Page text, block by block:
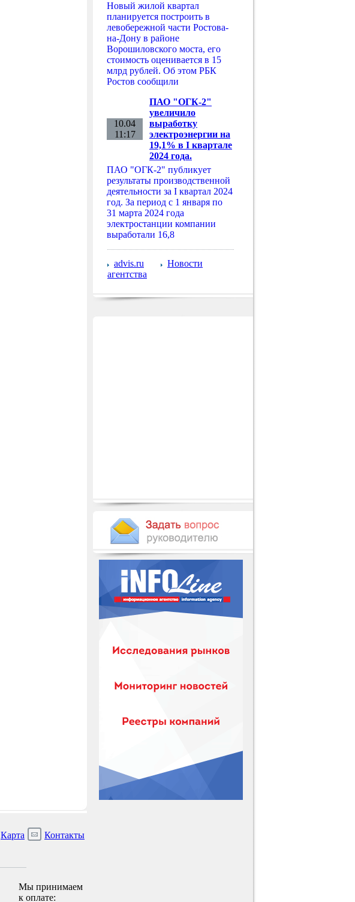
Новый жилой квартал
планируется построить в
левобережной части Ростова-
на-Дону в районе
Ворошиловского моста, его
стоимость оценивается в 15
млрд рублей. Об этом РБК
Ростов сообщили
10.04
11:17
ПАО "ОГК-2"
увеличило
выработку
электроэнергии на
19,1% в I квартале
2024 года.
ПАО "ОГК-2" публикует
результаты производственной
деятельности за I квартал 2024
год. За период с 1 января по
31 марта 2024 года
электростанции компании
выработали 16,8
advis.ru
Новости
агентства
Карта Контакты
Мы принимаем
к оплате: